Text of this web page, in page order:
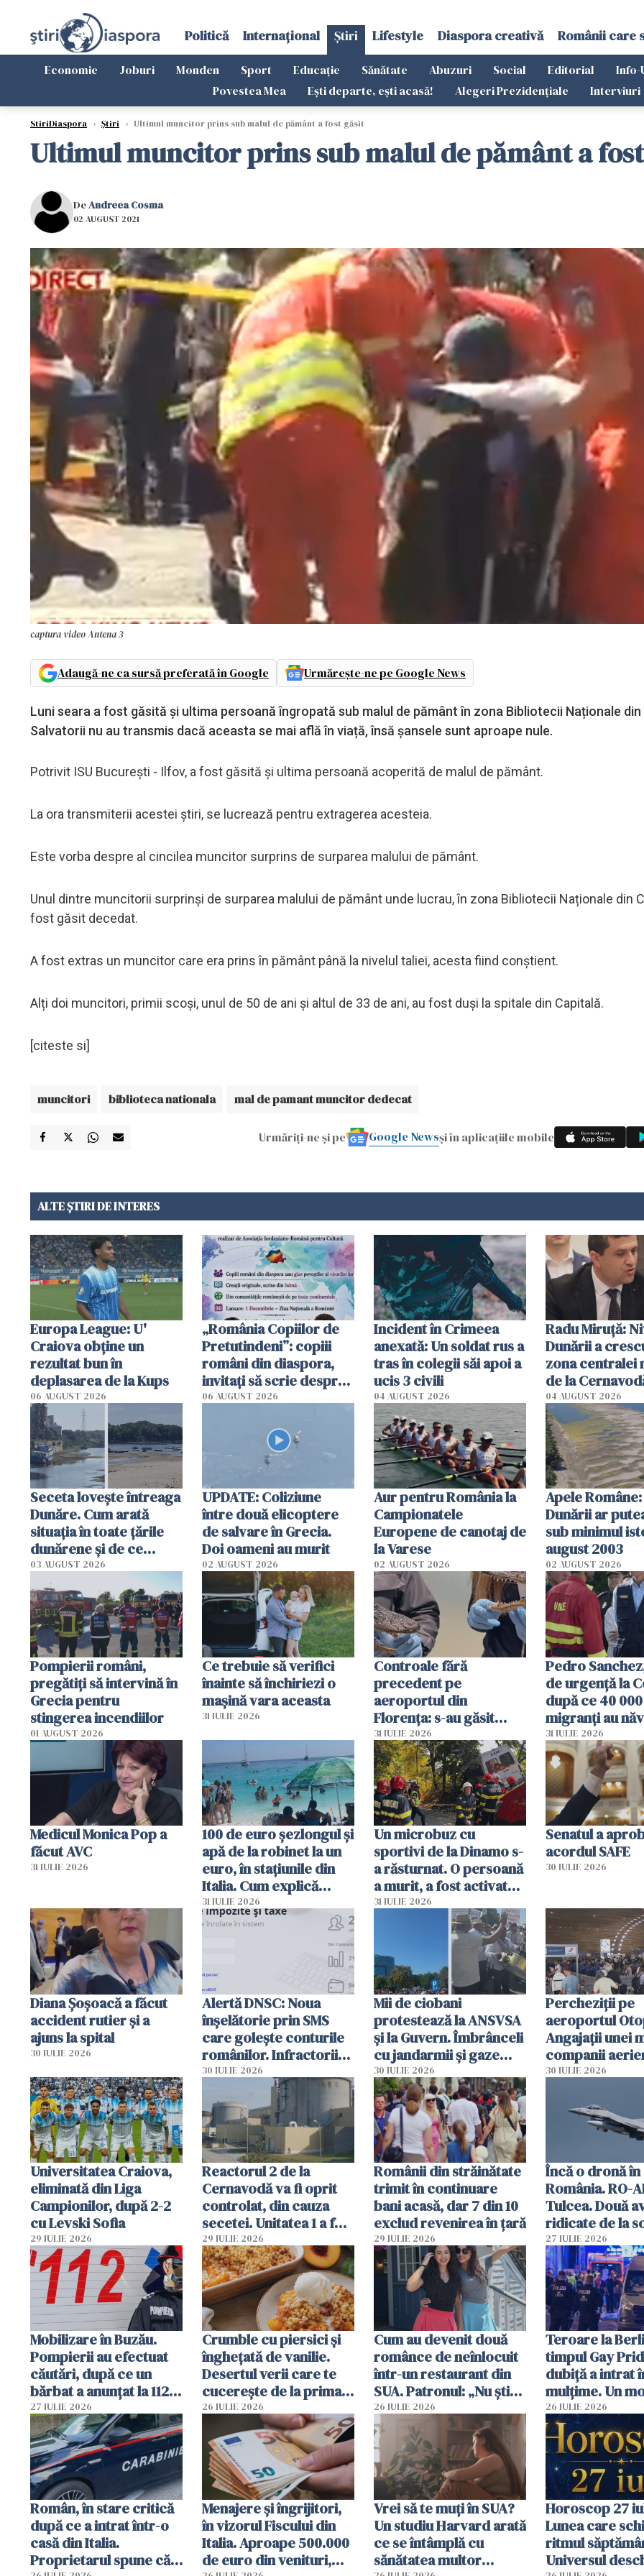
Politică Internațional Știri Lifestyle Diaspora creativă Românii care
Economie Joburi Monden Sport Educație Sănătate Abuzuri Social Editorial Info-
Povestea Mea
Ești departe, ești acasă! Alegeri Prezidențiale Interviuri
StiriDiaspora › Știri › Ultimul muncitor prins sub malul de pământ a fost găsit
Ultimul muncitor prins sub malul de pământ a
DeAndreea Cosma
02 AUGUST 2021
captura video Antena 3
Adaugă-ne ca sursă preferată în Google Urmărește-ne pe Google News
Luni seara a fost găsită și ultima persoană îngropată sub malul de pământ în zona Bibliotecii Naționale din
Salvatorii nu au transmis dacă aceasta se mai află în viață, însă șansele sunt aproape nule.
Potrivit ISU București - Ilfov, a fost găsită și ultima persoană acoperită de malul de pământ.
La ora transmiterii acestei știri, se lucrează pentru extragerea acesteia.
Este vorba despre al cincilea muncitor surprins de surparea malului de pământ.
Unul dintre muncitorii surprinși de surparea malului de pământ unde lucrau, în zona Bibliotecii Naționale din
fost găsit decedat.
A fost extras un muncitor care era prins în pământ până la nivelul taliei, acesta fiind conștient.
Alți doi muncitori, primii scoși, unul de 50 de ani și altul de 33 de ani, au fost duși la spitale din Capitală.
[citeste si]
muncitori biblioteca nationala mal de pamant muncitor dedecat
Urmăriți-ne și pe Google Newsși în aplicațiile mobile
ALTE ȘTIRI DE INTERES
Europa League: U'
Craiova obține un
rezultat bun în
deplasarea de la Kups
06 AUGUST 2026
„România Copiilor de
Pretutindeni”: copiii
români din diaspora,
invitați să scrie despre
România într-un volum
06 AUGUST 2026
Incident în Crimeea
anexată: Un soldat rus a
tras în colegii săi apoi a
ucis 3 civili
04 AUGUST 2026
Radu Miruţă:
Dunării a
zona centralei
de la
cm faţă de
04 AUGUST 2026
Seceta lovește întreaga
Dunăre. Cum arată
situația în toate țările
dunărene și de ce
România resimte
efectele, deși a plouat
în iulie
03 AUGUST 2026
UPDATE: Coliziune
între două elicoptere
de salvare în Grecia.
Doi oameni au murit
02 AUGUST 2026
Aur pentru România la
Campionatele
Europene de canotaj de
la Varese
02 AUGUST 2026
Apele
Dunării ar
sub minimul
august 2003
02 AUGUST 2026
Pompierii români,
pregătiţi să intervină în
Grecia pentru
stingerea incendiilor
01 AUGUST 2026
Ce trebuie să verifici
înainte să închiriezi o
mașină vara aceasta
31 IULIE 2026
Controale fără
precedent pe
aeroportul din
Florența: s-au găsit
capete de aligator și o
sumă imensă de bani
31 IULIE 2026
Pedro
de urgență la
după ce 40
migranți au
teritoriul
mobiliza toate
resursele"
31 IULIE 2026
Medicul Monica Pop a
făcut AVC
31 IULIE 2026
100 de euro șezlongul și
apă de la robinet la un
euro, în stațiunile din
Italia. Cum explică
autoritățile
31 IULIE 2026
Un microbuz cu
sportivi de la Dinamo s-
a răsturnat. O persoană
a murit, a fost activat
planul roșu de
31 IULIE 2026
Senatul a
acordul SAFE
30 IULIE 2026
Diana Șoșoacă a făcut
accident rutier și a
ajuns la spital
30 IULIE 2026
Alertă DNSC: Noua
înșelătorie prin SMS
care golește conturile
românilor. Infractorii
folosesc numele
Ghișeul.ro și al Poliției
Române
30 IULIE 2026
Mii de ciobani
protestează la ANSVSA
și la Guvern. Îmbrânceli
cu jandarmii și gaze
lacrimogene
30 IULIE 2026
Percheziții pe
aeroportul
Angajații unei
companii
parfumuri,
vânzării
30 IULIE 2026
Universitatea Craiova,
eliminată din Liga
Campionilor, după 2-2
cu Levski Sofia
29 IULIE 2026
Reactorul 2 de la
Cernavodă va fi oprit
controlat, din cauza
secetei. Unitatea 1 a fost
deja oprită
29 IULIE 2026
Românii din străinătate
trimit în continuare
bani acasă, dar 7 din 10
exclud revenirea în țară
29 IULIE 2026
Încă o dronă în
România. RO-
Tulcea. Două
ridicate de la
27 IULIE 2026
Mobilizare în Buzău.
Pompierii au efectuat
căutări, după ce un
bărbat a anunțat la 112
că a văzut un obiect
luminos
27 IULIE 2026
Crumble cu piersici și
înghețată de vanilie.
Desertul verii care te
cucerește de la prima
lingură
26 IULIE 2026
Cum au devenit două
românce de neînlocuit
într-un restaurant din
SUA. Patronul: „Nu știu
ce o să mă fac fără voi”
26 IULIE 2026
Teroare la
timpul Gay
dubiță a intrat
mulțime. Un
răniți
26 IULIE 2026
Român, în stare critică
după ce a intrat într-o
casă din Italia.
Proprietarul spune că
Menajere și îngrijitori,
în vizorul Fiscului din
Italia. Aproape 500.000
de euro din venituri,
Vrei să te muți în SUA?
Un studiu Harvard arată
ce se întâmplă cu
sănătatea multor
Horoscop 27
Lunea care
ritmul
Universul